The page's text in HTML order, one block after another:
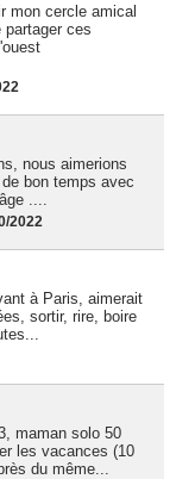
mon cercle amical
ces
nous aimerions
bon temps avec
....
2022
à Paris, aimerait
sortir, rire, boire
maman solo 50
les vacances (10
du même...